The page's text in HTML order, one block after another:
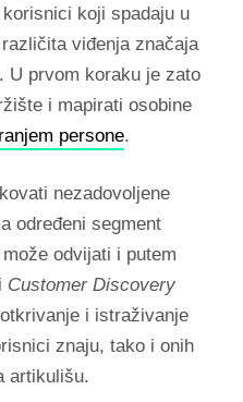
koji spadaju u
viđenja značaja
U prvom koraku je zato
i mapirati osobine
persone.
nezadovoljene
određeni segment
odvijati i putem
Customer Discovery
i istraživanje
znaju, tako i onih
artikulišu.